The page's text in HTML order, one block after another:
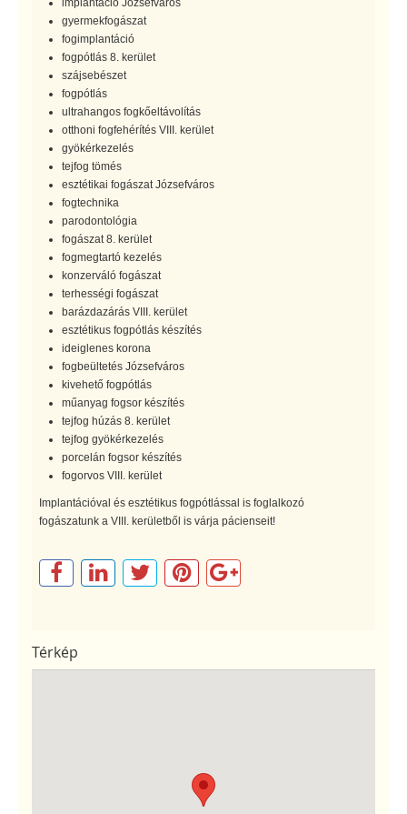
gyermekfogászat
fogimplantáció
fogpótlás 8. kerület
szájsebészet
fogpótlás
ultrahangos fogkőeltávolítás
otthoni fogfehérítés VIII. kerület
gyökérkezelés
tejfog tömés
esztétikai fogászat Józsefváros
fogtechnika
parodontológia
fogászat 8. kerület
fogmegtartó kezelés
konzerváló fogászat
terhességi fogászat
barázdazárás VIII. kerület
esztétikus fogpótlás készítés
ideiglenes korona
fogbeültetés Józsefváros
kivehető fogpótlás
műanyag fogsor készítés
tejfog húzás 8. kerület
tejfog gyökérkezelés
porcelán fogsor készítés
fogorvos VIII. kerület
Implantációval és esztétikus fogpótlással is foglalkozó
fogászatunk a VIII. kerületből is várja pácienseit!
Térkép